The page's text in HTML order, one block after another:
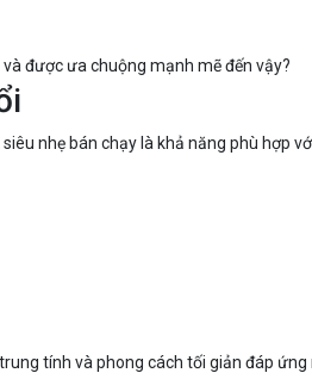
và được ưa chuộng mạnh mẽ đến vậy?
nhẹ bán chạy là khả năng phù hợp
tính và phong cách tối giản đáp